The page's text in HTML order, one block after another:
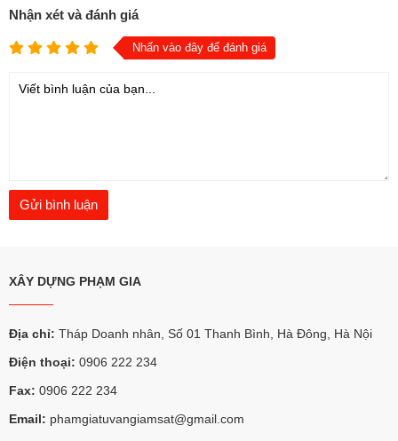
Nhận xét và đánh giá
Nhấn vào đây để đánh giá
XÂY DỰNG PHẠM GIA
Địa chỉ: Tháp Doanh nhân, Số 01 Thanh Bình, Hà Đông, Hà Nội
Điện thoại: 0906 222 234
Fax: 0906 222 234
Email: phamgiatuvangiamsat@gmail.com